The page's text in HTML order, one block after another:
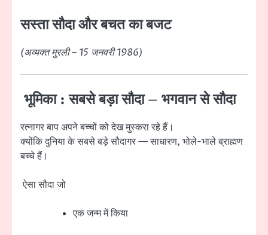
सस्ता सौदा और बचत का बजट
(अव्यक्त मुरली – 15 जनवरी 1986)
भूमिका : सबसे बड़ा सौदा – भगवान से सौदा
रत्नागर बाप अपने बच्चों को देख मुस्करा रहे हैं।
क्योंकि दुनिया के सबसे बड़े सौदागर — साधारण, भोले-भाले ब्राह्मण
बच्चे हैं।
ऐसा सौदा जो
एक जन्म में किया